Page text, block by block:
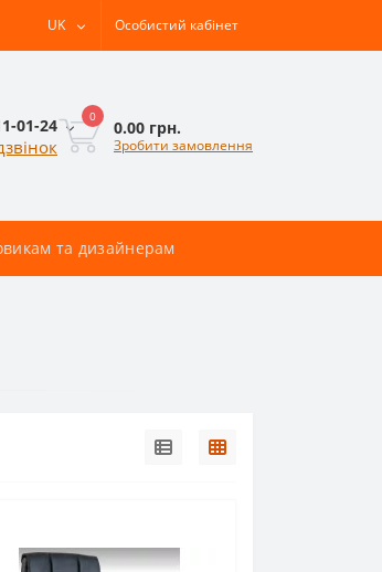
UK Особистий кабінет
01-24 0
0.00 грн.
Зробити замовлення
та дизайнерам